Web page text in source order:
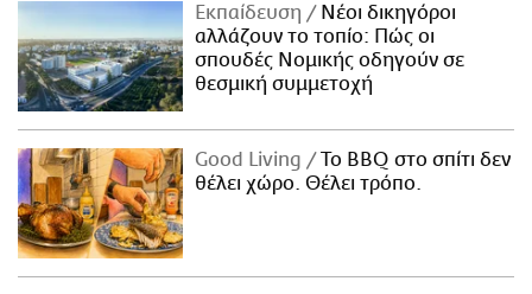
Εκπαίδευση
Νέοι δικηγόροι
αλλάζουν το τοπίο: Πώς οι
σπουδές Νομικής οδηγούν σε
θεσμική συμμετοχή
Good Living
Το BBQ στο σπίτι δεν
θέλει χώρο. Θέλει τρόπο.